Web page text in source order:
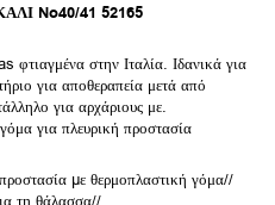
No40/41 52165
στην Ιταλία. Ιδανικά για
για αποθεραπεία μετά από
για αρχάριους με.
για πλευρική προστασία
µε θερμοπλαστική γόμα//
τη θάλασσα//